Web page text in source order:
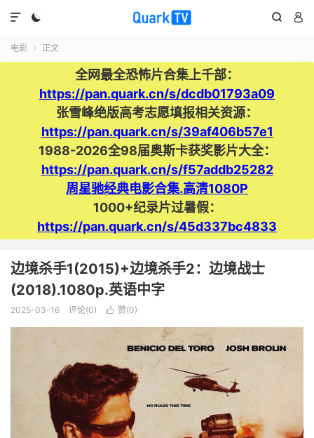
  

电影  正文
全网最全恐怖片合集上千部：
https://pan.quark.cn/s/dcdb01793a09
张雪峰绝版高考志愿填报相关资源：
https://pan.quark.cn/s/39af406b57e1
1988-2026全98届奥斯卡获奖影片大全：
https://pan.quark.cn/s/f57addb25282
周星驰经典电影合集.高清1080P
1000+纪录片过暑假：
https://pan.quark.cn/s/45d337bc4833
边境杀手1(2015)+边境杀手2：边境战士
(2018).1080p.英语中字
2025-03-16 评论(0)  赞(0)